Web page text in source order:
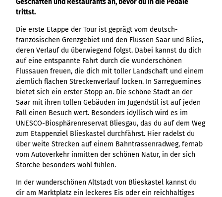
Menü -
Variante
3
Hambur
ger
Menü -
Variante
4
Kachel &
Übersicht
3er-Raster
4er-Raster
Kachel-Slider
Link-Liste
Mediengalerie
Übersicht
Variante 0
Variante 1
Variante 2
Variante 3
Mini-Teaser
Silhouette
Tabelle
Text und
Medien
Vertikale
Timeline
Übersicht
Variante 1
Übersicht
Variante 0
Zitat
Ergebnisliste
Filter zu Höhen
Ergebnisliste:
individueller Filter
"beste Reisezeit"
Übersicht
Der KI-Wizard und
KI-Checker in
one.data
Übersicht
Variante 1
destination.guestcard
destination.highlight
destination.html
destination.imageclick
destination.language
destination.login
destination.logo
destination.mail
destination.medialibrary
destination.mediawall
destination.teaserwall
destination.tide
destination.topspot
Übersicht
Variante 0
Variante 1
destination.trilogy
Übersicht
Variante 0
Variante 1
destination.weather
Übersicht
Variante 0
Variante 1
Variante 2
destination.youtube
Geschäften und Restaurants an, bevor du in die Pedale
trittst.
Die erste Etappe der Tour ist geprägt vom deutsch-
französischen Grenzgebiet und den Flüssen Saar und Blies,
deren Verlauf du überwiegend folgst. Dabei kannst du dich
auf eine entspannte Fahrt durch die wunderschönen
Flussauen freuen, die dich mit toller Landschaft und einem
ziemlich flachen Streckenverlauf locken. In Sarreguemines
bietet sich ein erster Stopp an. Die schöne Stadt an der
Saar mit ihren tollen Gebäuden im Jugendstil ist auf jeden
Fall einen Besuch wert. Besonders idyllisch wird es im
UNESCO-Biosphärenreservat Bliesgau, das du auf dem Weg
zum Etappenziel Blieskastel durchfährst. Hier radelst du
über weite Strecken auf einem Bahntrassenradweg, fernab
vom Autoverkehr inmitten der schönen Natur, in der sich
Störche besonders wohl fühlen.
In der wunderschönen Altstadt von Blieskastel kannst du
dir am Marktplatz ein leckeres Eis oder ein reichhaltiges